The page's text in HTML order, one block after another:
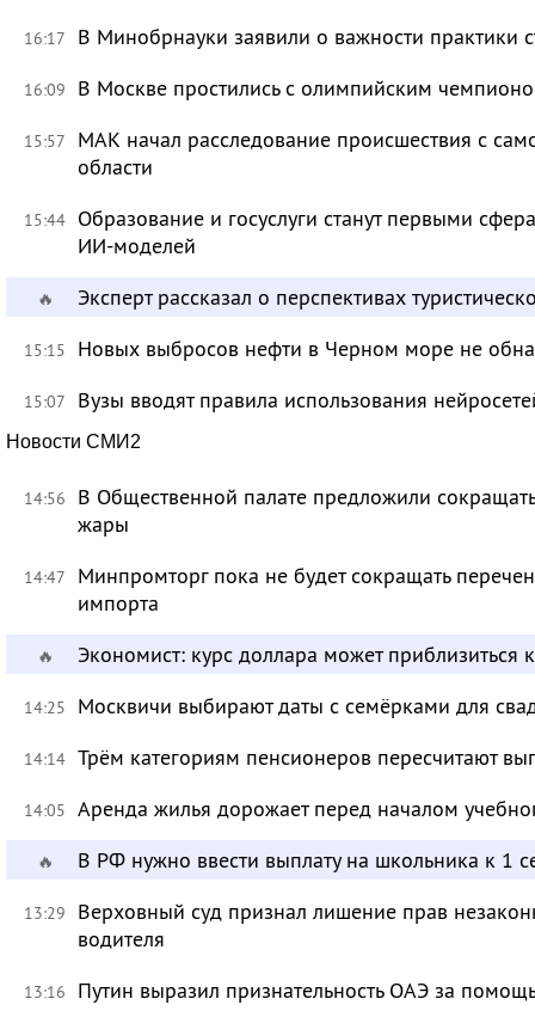
16:17 В Минобрнауки заявили о важности практики
16:09 В Москве простились с олимпийским
15:57
МАК начал расследование происшествия с
области
15:44 Образование и госуслуги станут первыми
ИИ-моделей
🔥 Эксперт рассказал о перспективах
15:15 Новых выбросов нефти в Черном море не
15:07 Вузы вводят правила использования
Новости СМИ2
14:56
В Общественной палате предложили
жары
14:47
Минпромторг пока не будет сокращать
импорта
🔥 Экономист: курс доллара может приблизиться
14:25 Москвичи выбирают даты с семёрками для
14:14 Трём категориям пенсионеров пересчитают
14:05 Аренда жилья дорожает перед началом
🔥 В РФ нужно ввести выплату на школьника к 1
13:29
Верховный суд признал лишение прав
водителя
13:16 Путин выразил признательность ОАЭ за